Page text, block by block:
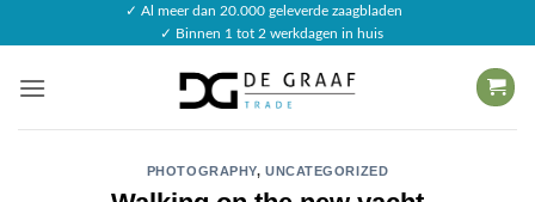
naar
✓ Al meer dan 20.000 geleverde zaagbladen
✓ Binnen 1 tot 2 werkdagen in huis
PHOTOGRAPHY, UNCATEGORIZED